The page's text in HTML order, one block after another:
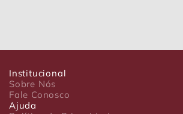
Institucional
Sobre Nós
Fale Conosco
Ajuda